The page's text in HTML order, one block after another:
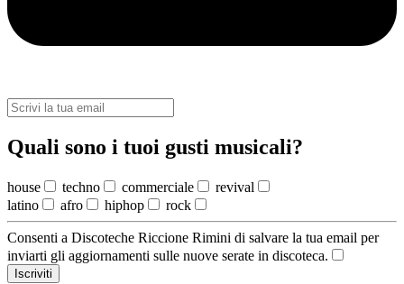
Quali sono i tuoi gusti musicali?
house techno commerciale
revival
latino
afro hiphop rock
Consenti a Discoteche Riccione Rimini di salvare la tua email per
inviarti gli aggiornamenti sulle nuove serate in discoteca.
Iscriviti